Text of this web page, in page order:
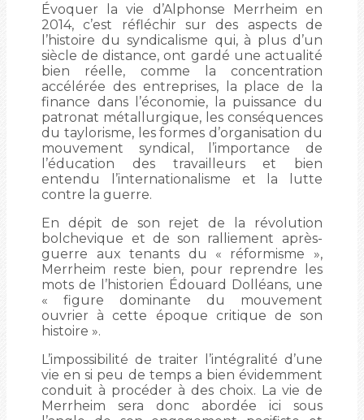
Évoquer la vie d’Alphonse Merrheim en
2014, c’est réfléchir sur des aspects de
l’histoire du syndicalisme qui, à plus d’un
siècle de distance, ont gardé une actualité
bien réelle, comme la concentration
accélérée des entreprises, la place de la
finance dans l’économie, la puissance du
patronat métallurgique, les conséquences
du taylorisme, les formes d’organisation du
mouvement syndical, l’importance de
l’éducation des travailleurs et bien
entendu l’internationalisme et la lutte
contre la guerre.
En dépit de son rejet de la révolution
bolchevique et de son ralliement après-
guerre aux tenants du « réformisme »,
Merrheim reste bien, pour reprendre les
mots de l’historien Édouard Dolléans, une
« figure dominante du mouvement
ouvrier à cette époque critique de son
histoire ».
L’impossibilité de traiter l’intégralité d’une
vie en si peu de temps a bien évidemment
conduit à procéder à des choix. La vie de
Merrheim sera donc abordée ici sous